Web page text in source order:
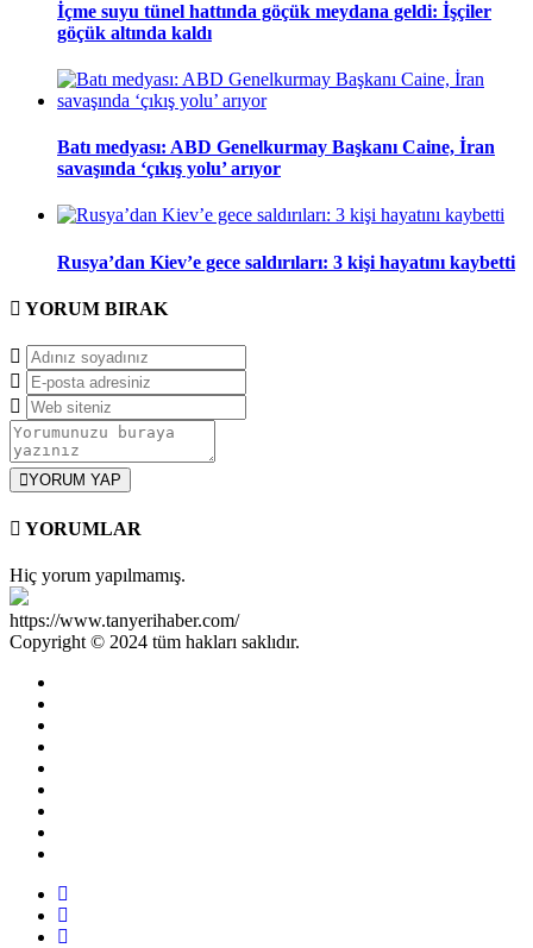
İçme suyu tünel hattında göçük meydana geldi: İşçiler
göçük altında kaldı
Batı medyası: ABD Genelkurmay Başkanı Caine, İran
savaşında ‘çıkış yolu’ arıyor
Rusya’dan Kiev’e gece saldırıları: 3 kişi hayatını kaybetti
YORUM BIRAK
YORUM YAP
YORUMLAR
Hiç yorum yapılmamış.
https://www.tanyerihaber.com/
Copyright © 2024 tüm hakları saklıdır.